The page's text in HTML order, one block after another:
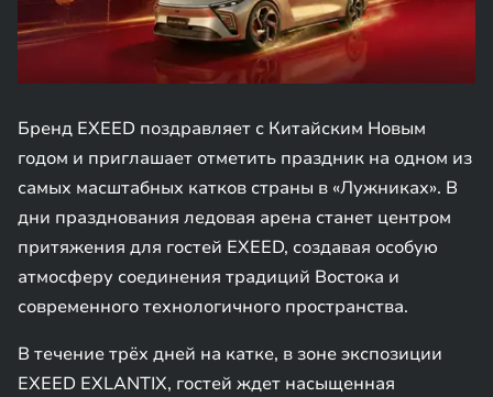
Бренд EXEED поздравляет с Китайским Новым
годом и приглашает отметить праздник на одном из
самых масштабных катков страны в «Лужниках». В
дни празднования ледовая арена станет центром
притяжения для гостей EXEED, создавая особую
атмосферу соединения традиций Востока и
современного технологичного пространства.
В течение трёх дней на катке, в зоне экспозиции
EXEED EXLANTIX, гостей ждет насыщенная